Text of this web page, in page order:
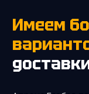
Имеем более 200+